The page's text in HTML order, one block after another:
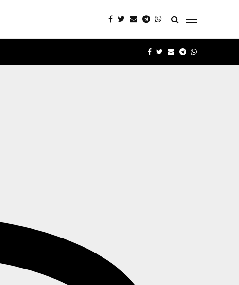
FACEBOOK
TWITTER
EMAILTELEGRAM
WHATSAPP